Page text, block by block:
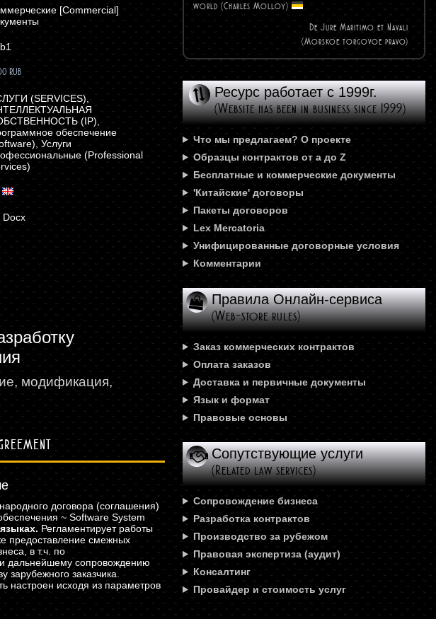
[Commercial]
RUB
(SERVICES),
(IP),
обеспечение
Услуги
(Professional
Docx
модификация,
договора (соглашения)
~ Software System
Регламентирует работы
предоставление смежных
в т.ч. по
дальнейшему сопровождению
зарубежного заказчика.
настроен исходя из параметров
world (CharlesMolloy)
De Jure Maritimo et Navali
(Morskoe torgovoe pravo)
Ресурс работает с 1999г.
(Website has been in business since 1999)
Что мы предлагаем? О проекте
Образцы контрактов от а до Z
Бесплатные и коммерческие документы
'Китайские' договоры
Пакеты договоров
Lex Mercatoria
Унифицированные договорные условия
Комментарии
Правила Онлайн-сервиса
(Web-store rules)
Заказ коммерческих контрактов
Оплата заказов
Доставка и первичные документы
Язык и формат
Правовые основы
Сопутствующие услуги
(Related law services)
Сопровождение бизнеса
Разработка контрактов
Производство за рубежом
Правовая экспертиза (аудит)
Консалтинг
Провайдер и стоимость услуг